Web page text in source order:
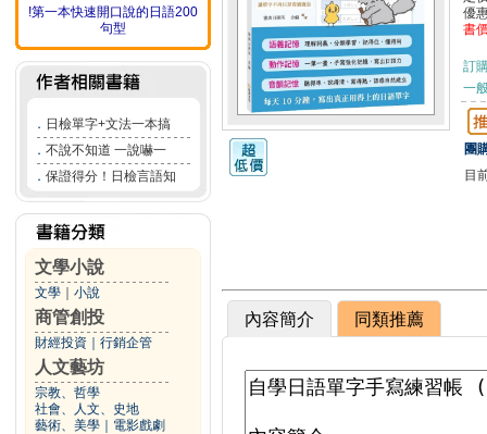
!第一本快速開口說的日語200
句型
． 日檢單字+文法一本搞
． 不說不知道 一說嚇一
． 保證得分！日檢言語知
文學小說
文學 小說
商管創投
財經投資 行銷企管
人文藝坊
宗教、哲學
社會、人文、史地
藝術、美學
電影戲劇
優
書
訂
一
團
目
內容簡介 同類推薦